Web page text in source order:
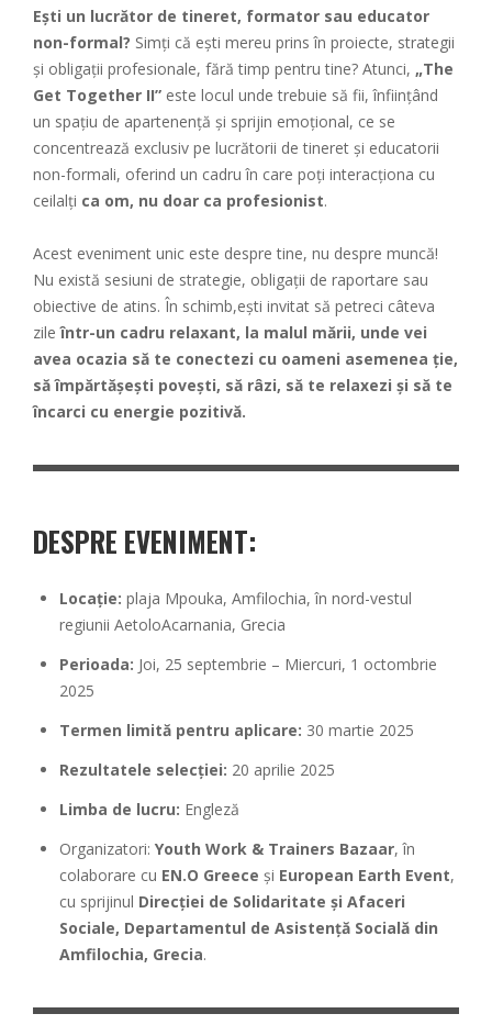
Ești un lucrător de tineret, formator sau educator
non-formal? Simți că ești mereu prins în proiecte, strategii
și obligații profesionale, fără timp pentru tine? Atunci, „The
Get Together II” este locul unde trebuie să fii, înființând
un spațiu de apartenență și sprijin emoțional, ce se
concentrează exclusiv pe lucrătorii de tineret și educatorii
non-formali, oferind un cadru în care poți interacționa cu
ceilalți ca om, nu doar ca profesionist.
Acest eveniment unic este despre tine, nu despre muncă!
Nu există sesiuni de strategie, obligații de raportare sau
obiective de atins. În schimb,ești invitat să petreci câteva
zileîntr-un cadru relaxant, la malul mării, unde vei
avea ocazia să te conectezi cu oameni asemenea ție,
să împărtășești povești, să râzi, să te relaxezi și să te
încarci cu energie pozitivă.
DESPRE EVENIMENT:
Locație: plaja Mpouka, Amfilochia, în nord-vestul
regiunii AetoloAcarnania, Grecia
Perioada: Joi, 25 septembrie – Miercuri, 1 octombrie
2025
Termen limită pentru aplicare: 30 martie 2025
Rezultatele selecției: 20 aprilie 2025
Limba de lucru: Engleză
Organizatori: Youth Work & Trainers Bazaar, în
colaborare cu EN.O Greece și European Earth Event,
cu sprijinul Direcției de Solidaritate și Afaceri
Sociale, Departamentul de Asistență Socială din
Amfilochia, Grecia.